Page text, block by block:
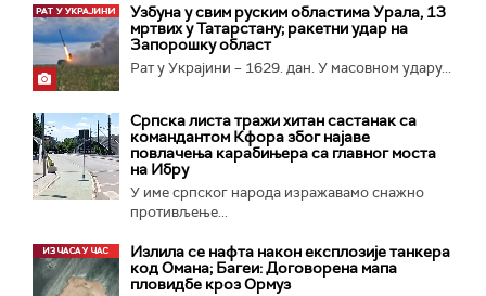
Узбуна у свим руским областима Урала, 13
мртвих у Татарстану; ракетни удар на
Запорошку област
Рат у Украјини – 1629. дан. У масовном удару...
Српска листа тражи хитан састанак са
командантом Кфора због најаве
повлачења карабињера са главног моста
на Ибру
У име српског народа изражавамо снажно
противљење...
Излила се нафта након експлозије танкера
код Омана; Багеи: Договорена мапа
пловидбе кроз Ормуз